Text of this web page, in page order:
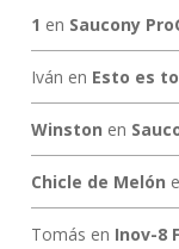
1 en Saucony
Iván en Esto es
Winston en
Chicle de Melón
Tomás en Inov-8